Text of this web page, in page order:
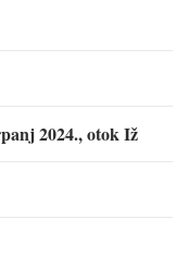
2024., otok Iž